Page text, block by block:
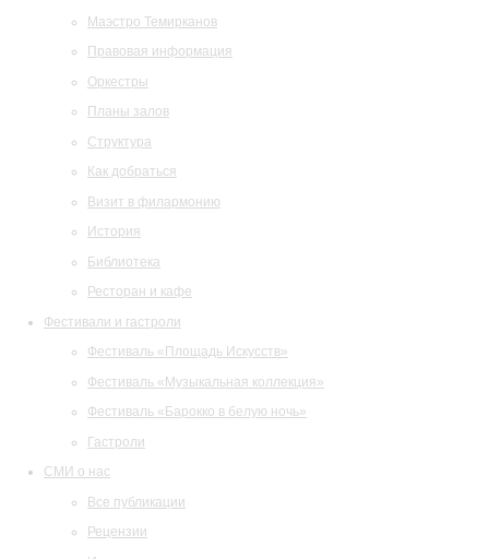
Маэстро Темирканов
Правовая информация
Оркестры
Планы залов
Структура
Как добраться
Визит в филармонию
История
Библиотека
Ресторан и кафе
Фестивали и гастроли
Фестиваль «Площадь Искусств»
Фестиваль «Музыкальная коллекция»
Фестиваль «Барокко в белую ночь»
Гастроли
СМИ о нас
Все публикации
Рецензии